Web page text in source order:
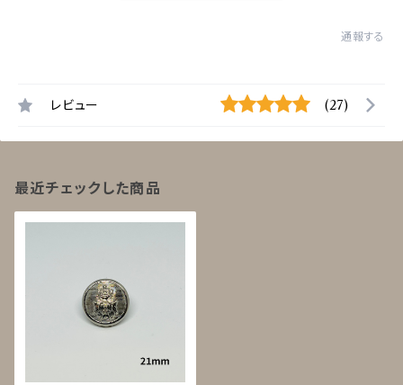
通報する
レビュー (27)
最近チェックした商品